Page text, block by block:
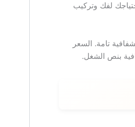
لفك وتركيب
تامة. السعر
بنص الشغل.